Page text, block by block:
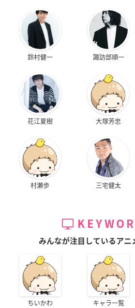
鈴村健一 諏訪部順一
花江夏樹 大塚芳忠
村瀬歩 三宅健太
みんなが注目しているアニ
ちいかわ キャラ一覧